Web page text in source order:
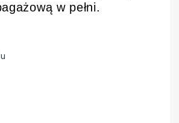
w pełni.